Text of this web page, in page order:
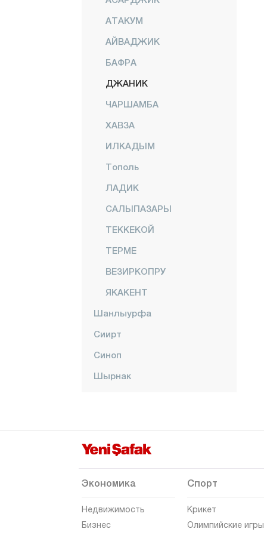
АТАКУМ
АЙВАДЖИК
БАФРА
ДЖАНИК
ЧАРШАМБА
ХАВЗА
ИЛКАДЫМ
Тополь
ЛАДИК
САЛЫПАЗАРЫ
ТЕККЕКОЙ
ТЕРМЕ
ВЕЗИРКОПРУ
ЯКАКЕНТ
Шанлыурфа
Сиирт
Синоп
Шырнак
Трабзон
Тунджели
Ван
Экономика
Недвижимость
Бизнес
Спорт
Крикет
Олимпийские игры